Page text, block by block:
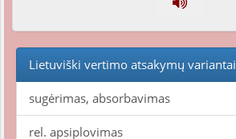
Lietuviški vertimo atsakymų variantai
sugėrimas, absorbavimas
rel. apsiplovimas